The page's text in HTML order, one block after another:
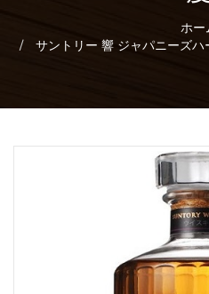
ホー
サントリー 響 ジャパニーズ